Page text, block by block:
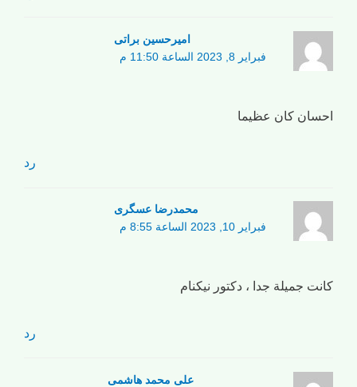
امیرحسین براتی
فبراير 8, 2023 الساعة 11:50 م
احسان كان عظيما
رد
محمدرضا عسگری
فبراير 10, 2023 الساعة 8:55 م
كانت جميلة جدا ، دكتور نيكنام
رد
علی محمد هاشمی